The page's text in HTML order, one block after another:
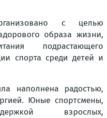
с целью
образа жизни,
подрастающего
спорта среди детей и
наполнена радостью,
Юные спортсмены,
взрослых,